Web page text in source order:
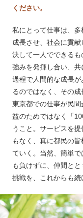
ください。
私にとって仕事は、
成長させ、社会に貢
決して一人でできるも
強みを発揮し合い、
過程で人間的な成長
るのではなく、その成
東京都での仕事が民
益のためではなく「
うこと。サービスを
もなく、真に都民の
ていく。当然、簡単
も負けずに、仲間と
挑戦を、これからも続